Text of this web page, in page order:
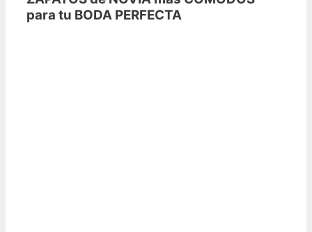
para tu BODA PERFECTA